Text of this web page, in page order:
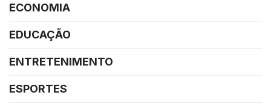
ECONOMIA
EDUCAÇÃO
ENTRETENIMENTO
ESPORTES